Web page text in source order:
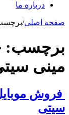
درباره ما
صفحه اصلی/
برچسب:
مینی
فروش
سیتی